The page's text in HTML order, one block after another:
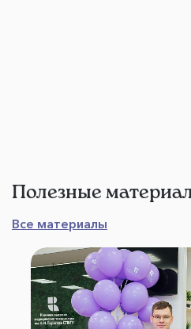
Полезные
Все материалы